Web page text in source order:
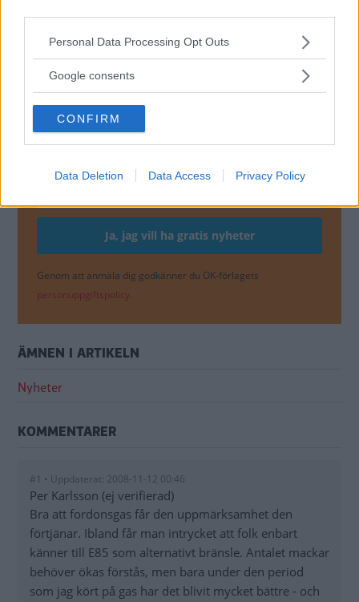
Please note that this website/app uses one or more Google
not limited to your visit or usage behaviour. You may click to
use your data for below specified purposes in below Google
consent section.
Personal Data Processing Opt Outs
Google consents
CONFIRM
Data Deletion Data Access Privacy Policy
MISSA INTE KOMMANDE ARTIKLAR OM
NYHETER
Genom att anmäla dig godkänner du OK-förlagets
personuppgiftspolicy.
ÄMNEN I ARTIKELN
Nyheter
KOMMENTARER
#1 • Uppdaterat: 2008-11-12 00:46
Per Karlsson (ej verifierad)
Bra att fordonsgas får den uppmärksamhet den
förtjänar. Ibland får man intrycket att folk enbart
känner till E85 som alternativt bränsle. Antalet mackar
behöver ökas förstås, men bara under den period
som jag kört på gas har det blivit mycket bättre - och